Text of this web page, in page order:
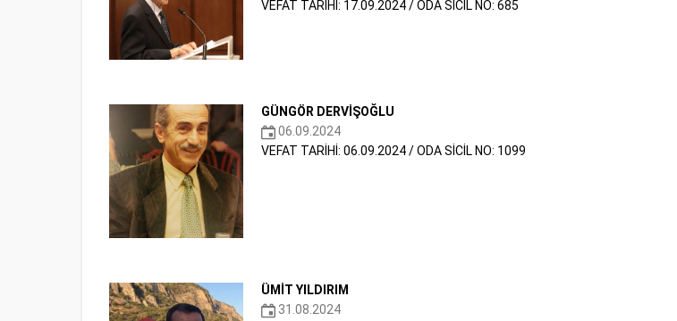
VEFAT TARİHİ: 17.09.2024 / ODA SİCİL NO: 685
GÜNGÖR DERVİŞOĞLU
06.09.2024
VEFAT TARİHİ: 06.09.2024 / ODA SİCİL NO: 1099
ÜMİT YILDIRIM
31.08.2024